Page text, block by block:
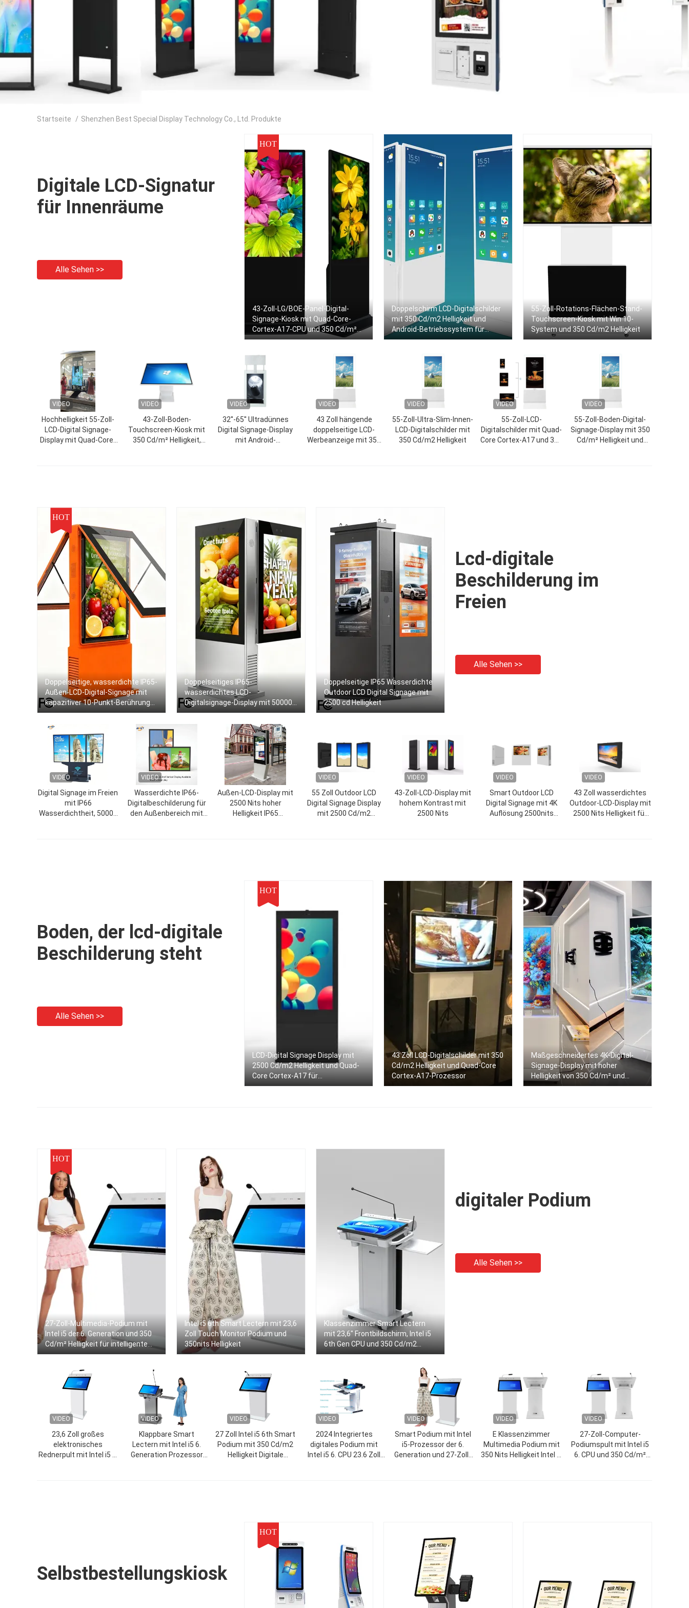
Startseite / Shenzhen Best Special Display Technology Co., Ltd. Produkte
Digitale LCD-Signatur
für Innenräume
Alle Sehen >>
HOT
43-Zoll-LG/BOE-Panel-Digital-
Signage-Kiosk mit Quad-Core-
Cortex-A17-CPU und 350 Cd/m²
Helligkeit
Doppelschirm LCD-Digitalschilder
mit 350 Cd/m2 Helligkeit und
Android-Betriebssystem für
Einzelhandelsgeschäfte
55-Zoll-Rotations-Flächen-Stand-
Touchscreen-Kiosk mit Win 10-
System und 350 Cd/m2 Helligkeit
VIDEO
Hochhelligkeit 55-Zoll-
LCD-Digital Signage-
Display mit Quad-Core-
VIDEO
43-Zoll-Boden-
Touchscreen-Kiosk mit
350 Cd/m² Helligkeit,
VIDEO
32''-65'' Ultradünnes
Digital Signage-Display
mit Android-
VIDEO
43 Zoll hängende
doppelseitige LCD-
Werbeanzeige mit 350
VIDEO
55-Zoll-Ultra-Slim-Innen-
LCD-Digitalschilder mit
350 Cd/m2 Helligkeit
VIDEO
55-Zoll-LCD-
Digitalschilder mit Quad-
Core Cortex-A17 und 350
VIDEO
55-Zoll-Boden-Digital-
Signage-Display mit 350
Cd/m² Helligkeit und
HOT
Doppelseitige, wasserdichte IP65-
Außen-LCD-Digital-Signage mit
kapazitiver 10-Punkt-Berührung
für Hotellobby und
Doppelseitiges IP65-
wasserdichtes LCD-
Digitalsignage-Display mit 50000
Stunden Lebensdauer für den
Außenbereich
Doppelseitige IP65 Wasserdichte
Outdoor LCD Digital Signage mit
2500 cd Helligkeit
Lcd-digitale
Beschilderung im
Freien
Alle Sehen >>
VIDEO
Digital Signage im Freien
mit IP66
Wasserdichtheit, 50000
VIDEO
Wasserdichte IP66-
Digitalbeschilderung für
den Außenbereich mit
Außen-LCD-Display mit
2500 Nits hoher
Helligkeit IP65
VIDEO
55 Zoll Outdoor LCD
Digital Signage Display
mit 2500 Cd/m2
VIDEO
43-Zoll-LCD-Display mit
hohem Kontrast mit
2500 Nits
VIDEO
Smart Outdoor LCD
Digital Signage mit 4K
Auflösung 2500nits
VIDEO
43 Zoll wasserdichtes
Outdoor-LCD-Display mit
2500 Nits Helligkeit für
Boden, der lcd-digitale
Beschilderung steht
Alle Sehen >>
HOT
LCD-Digital Signage Display mit
2500 Cd/m2 Helligkeit und Quad-
Core Cortex-A17 für
Außenwerbung
43 Zoll LCD-Digitalschilder mit 350
Cd/m2 Helligkeit und Quad-Core
Cortex-A17-Prozessor
Maßgeschneidertes 4K-Digital-
Signage-Display mit hoher
Helligkeit von 350 Cd/m² und
gehärtetem Glas für
HOT
27-Zoll-Multimedia-Podium mit
Intel i5 der 6. Generation und 350
Cd/m² Helligkeit für intelligente
Klassenzimmer
Intel i5 6th Smart Lectern mit 23,6
Zoll Touch Monitor Podium und
350nits Helligkeit
Klassenzimmer Smart Lectern
mit 23,6" Frontbildschirm, Intel i5
6th Gen CPU und 350 Cd/m2
Helligkeit
digitaler Podium
Alle Sehen >>
VIDEO
23,6 Zoll großes
elektronisches
Rednerpult mit Intel i5 6.
VIDEO
Klappbare Smart
Lectern mit Intel i5 6.
Generation Prozessor
VIDEO
27 Zoll Intel i5 6th Smart
Podium mit 350 Cd/m2
Helligkeit Digitale
VIDEO
2024 Integriertes
digitales Podium mit
Intel i5 6. CPU 23.6 Zoll
VIDEO
Smart Podium mit Intel
i5-Prozessor der 6.
Generation und 27-Zoll-
VIDEO
E Klassenzimmer
Multimedia Podium mit
350 Nits Helligkeit Intel i5
VIDEO
27-Zoll-Computer-
Podiumspult mit Intel i5
6. CPU und 350 Cd/m²
Selbstbestellungskiosk
HOT